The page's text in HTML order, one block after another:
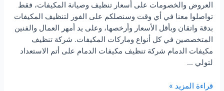
العروض والخصومات على أسعار تنظيف وصيانة المكيفات، فقط
تواصلوا معنا في أي وقت وسنصلكم على الفور لتنظيف المكيفات
بدقة واتقان وبأقل الأسعار وأرخصها، وعلى يد أمهر العمال والفنين
المتخصصين في كل أنواع وماركات المكيفات. شركة تنظيف
مكيفات الدمام شركة تنظيف مكيفات الدمام على أتم الاستعداد
لتولي …
شركة
قراءة المزيد »